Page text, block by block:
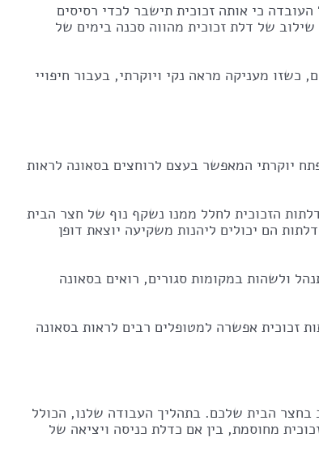
כי אותה זכוכית תישבר לכדי רסיסים
של דלת זכוכית מהווה סכנה בימים של
מעניקה מראה נקי ויוקרתי, בעבור חיפויי
יוקרתי המאפשר בעצם לרוחצים בסאונה לראות
הזכוכית לחלל ממנו נשקף נוף של חצר הבית
הם יכולים ליהנות משקיעה יוצאת דופן
ולשהות במקומות סגורים, רואים בסאונה
זכוכית אפשרה למטופלים רבים לראות בסאונה
בחצר הבית שלכם. בתהליך העבודה שלנו, הכולל
מחוסמת, בין אם כדלת כניסה ויציאה של